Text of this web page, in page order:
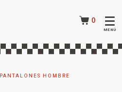
0
PANTALONES HOMBRE